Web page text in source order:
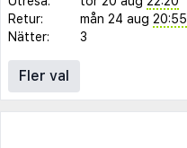
Retur:
mån 24 aug 20:55
Nätter:
3
Fler val